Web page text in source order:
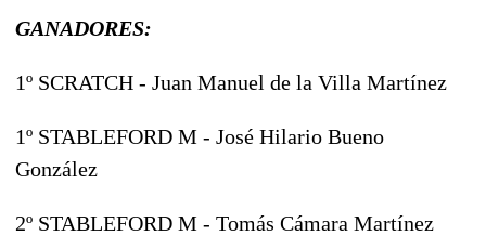
GANADORES:
1º SCRATCH - Juan Manuel de la Villa Martínez
1º STABLEFORD M - José Hilario Bueno
González
2º STABLEFORD M - Tomás Cámara Martínez